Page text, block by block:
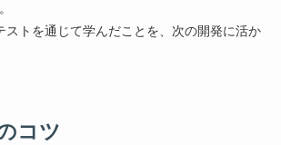
ストを通じて学んだことを、次の開発に活か
コツ